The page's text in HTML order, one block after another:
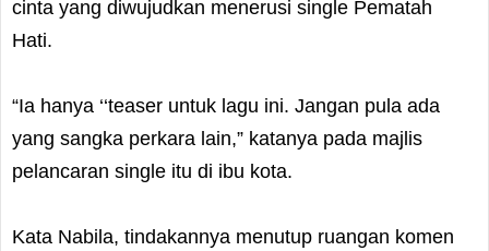
cinta yang diwujudkan menerusi single Pematah
Hati.
“Ia hanya ‘‘teaser untuk lagu ini. Jangan pula ada
yang sangka perkara lain,” katanya pada majlis
pelancaran single itu di ibu kota.
Kata Nabila, tindakannya menutup ruangan komen